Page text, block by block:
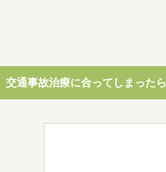
交通事故治療に合ってしまったら